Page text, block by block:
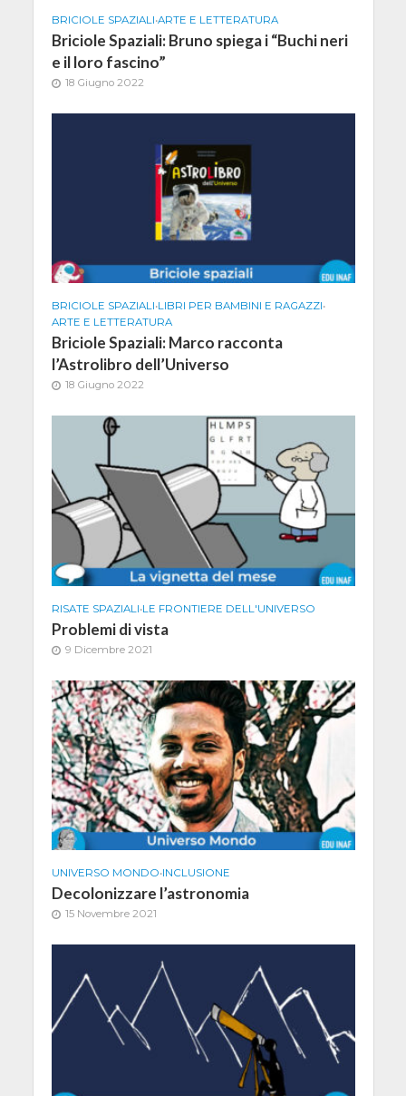
BRICIOLE SPAZIALI•ARTE E LETTERATURA
Briciole Spaziali: Bruno spiega i “Buchi neri
e il loro fascino”
18 Giugno 2022
BRICIOLE SPAZIALI•LIBRI PER BAMBINI E RAGAZZI•
ARTE E LETTERATURA
Briciole Spaziali: Marco racconta
l’Astrolibro dell’Universo
18 Giugno 2022
RISATE SPAZIALI•LE FRONTIERE DELL'UNIVERSO
Problemi di vista
9 Dicembre 2021
UNIVERSO MONDO•INCLUSIONE
Decolonizzare l’astronomia
15 Novembre 2021